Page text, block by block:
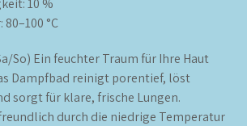
10 %
°C
So) Ein feuchter Traum für Ihre Haut
Dampfbad reinigt porentief, löst
sorgt für klare, frische Lungen.
durch die niedrige Temperatur